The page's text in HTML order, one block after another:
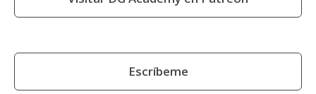
Escríbeme